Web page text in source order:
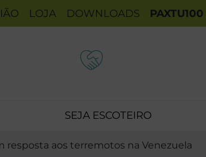
LOJA DOWNLOADS PAXTU100
SEJA ESCOTEIRO
resposta aos terremotos na Venezuela